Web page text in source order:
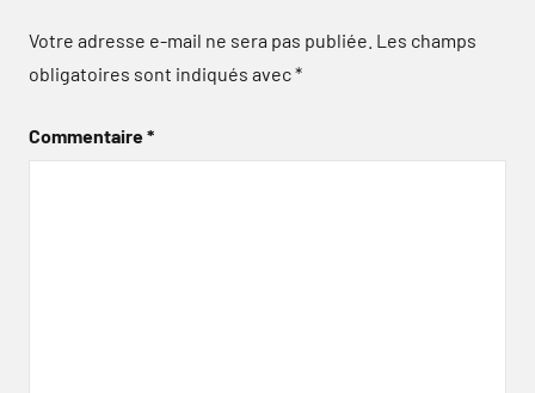
Votre adresse e-mail ne sera pas publiée. Les champs
obligatoires sont indiqués avec*
Commentaire*